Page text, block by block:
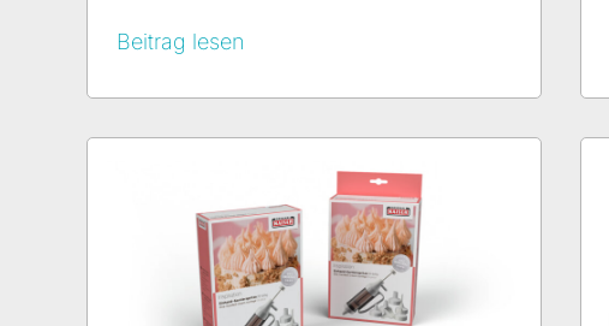
Beitrag lesen